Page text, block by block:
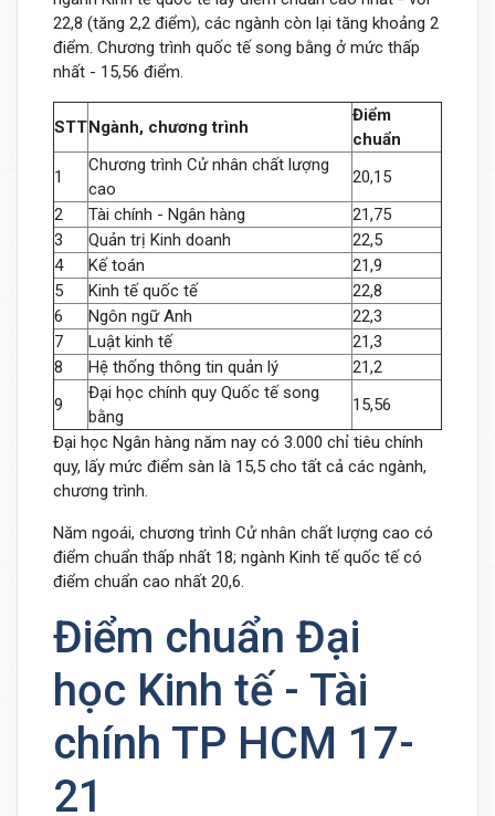
22,8 (tăng 2,2 điểm), các ngành còn lại tăng khoảng 2
điểm. Chương trình quốc tế song bằng ở mức thấp
nhất - 15,56 điểm.
STTNgành, chương trình
Điểm
chuẩn
1
Chương trình Cử nhân chất lượng
cao
20,15
2
Tài chính - Ngân hàng
21,75
3
Quản trị Kinh doanh
22,5
4
Kế toán
21,9
5
Kinh tế quốc tế
22,8
6
Ngôn ngữ Anh
22,3
7
Luật kinh tế
21,3
8
Hệ thống thông tin quản lý
21,2
9
Đại học chính quy Quốc tế song
bằng
15,56
Đại học Ngân hàng năm nay có 3.000 chỉ tiêu chính
quy, lấy mức điểm sàn là 15,5 cho tất cả các ngành,
chương trình.
Năm ngoái, chương trình Cử nhân chất lượng cao có
điểm chuẩn thấp nhất 18; ngành Kinh tế quốc tế có
điểm chuẩn cao nhất 20,6.
Điểm chuẩn Đại
học Kinh tế - Tài
chính TP HCM 17-
21